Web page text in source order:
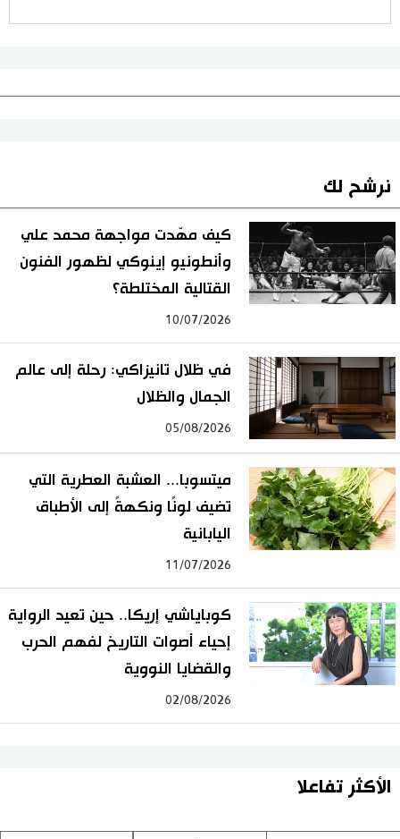
نرشح لك
كيف مهّدت مواجهة محمد علي
وأنطونيو إينوكي لظهور الفنون
القتالية المختلطة؟
10/07/2026
في ظلال تانيزاكي: رحلة إلى عالم
الجمال والظلال
05/08/2026
ميتسوبا... العشبة العطرية التي
تضيف لونًا ونكهةً إلى الأطباق
اليابانية
11/07/2026
كوباياشي إريكا.. حين تعيد الرواية
إحياء أصوات التاريخ لفهم الحرب
والقضايا النووية
02/08/2026
الأكثر تفاعلا